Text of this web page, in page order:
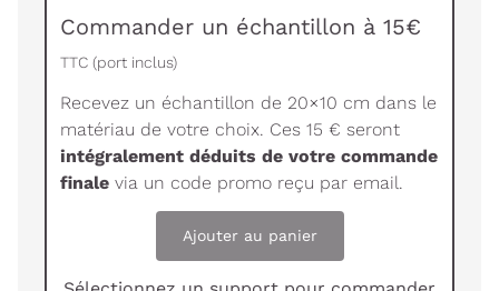
Commander un échantillon à 15€
TTC (port inclus)
Recevez un échantillon de 20×10 cm dans le
matériau de votre choix. Ces 15 € seront
intégralement déduits de votre commande
finale via un code promo reçu par email.
Ajouter au panier